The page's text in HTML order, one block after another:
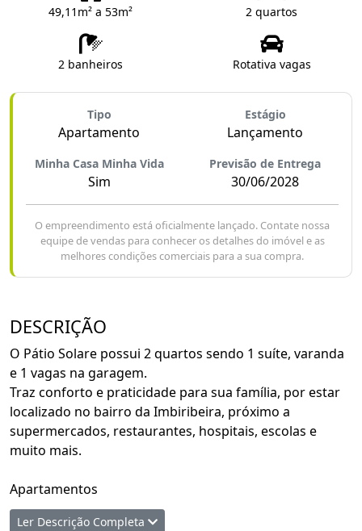
49,11m² a 53m² 2 quartos
2 banheiros Rotativa vagas
Tipo
Apartamento
Estágio
Lançamento
Minha Casa Minha Vida
Sim
Previsão de Entrega
30/06/2028
O empreendimento está oficialmente lançado. Contate nossa
equipe de vendas para conhecer os detalhes do imóvel e as
melhores condições comerciais para a sua compra.
DESCRIÇÃO
O Pátio Solare possui 2 quartos sendo 1 suíte, varanda
e 1 vagas na garagem.
Traz conforto e praticidade para sua família, por estar
localizado no bairro da Imbiribeira, próximo a
supermercados, restaurantes, hospitais, escolas e
muito mais.
Apartamentos
- Varanda Gourmet
Ler Descrição Completa